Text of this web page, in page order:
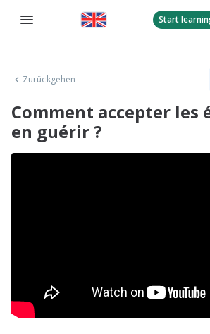
Start
Zurückgehen
Comment accepter les
en guérir ?